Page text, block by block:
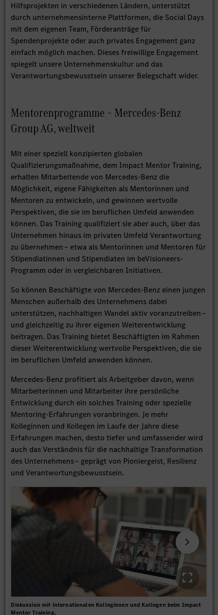
Hilfsprojekten in verschiedenen Ländern, unterstützt
durch unternehmensinterne Plattformen, die Social Days
mit dem eigenen Team, Förderanträge für
Spendenprojekte oder auch privates Engagement ganz
einfach möglich machen. Dieses freiwillige Engagement
spiegelt unsere Unternehmenskultur und das
Verantwortungsbewusstsein unserer Belegschaft wider.
Mentorenprogramme – Mercedes-Benz
Group AG, weltweit
Mit einer speziell konzipierten globalen
Qualifizierungsmaßnahme, dem Impact Mentor Training,
erhalten Mitarbeitende von Mercedes-Benz die
Möglichkeit, eigene Fähigkeiten als Mentorinnen und
Mentoren zu entwickeln, und gewinnen wertvolle
Perspektiven, die sie im beruflichen Umfeld anwenden
können. Das Training qualifiziert sie aber auch, über das
Unternehmen hinaus im privaten Umfeld Verantwortung
zu übernehmen – etwa als Mentorinnen und Mentoren für
Stipendiatinnen und Stipendiaten im beVisioneers-
Programm oder in vergleichbaren Initiativen.
So können Beschäftigte von Mercedes-Benz einen jungen
Menschen außerhalb des Unternehmens dabei
unterstützen, nachhaltigen Wandel aktiv voranzutreiben –
und gleichzeitig zu ihrer eigenen Weiterentwicklung
beitragen. Das Training bietet Beschäftigten im Rahmen
dieser Weiterentwicklung wertvolle Perspektiven, die sie
im beruflichen Umfeld anwenden können.
Mercedes-Benz profitiert als Arbeitgeber davon, wenn
Mitarbeiterinnen und Mitarbeiter ihre persönliche
Entwicklung durch ein solches Training oder spezielle
Mentoring-Erfahrungen voranbringen. Je mehr
Kolleginnen und Kollegen im Laufe der Jahre diese
Erfahrungen machen, desto tiefer und umfassender wird
auch das Verständnis für die nachhaltige Transformation
des Unternehmens – geprägt von Pioniergeist, Resilienz
und Verantwortungsbewusstsein.
Diskussion mit internationalen Kolleginnen und Kollegen beim Impact
Mentor Training.